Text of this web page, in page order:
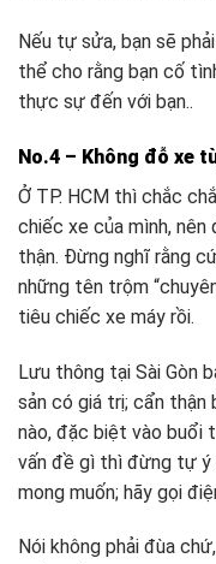
Nếu tự sửa, bạn sẽ
thể cho rằng bạn cố
thực sự đến với bạn..
No.4 – Không đỗ xe
Ở TP. HCM thì chắc
chiếc xe của mình,
thận. Đừng nghĩ rằng
những tên trộm
tiêu chiếc xe máy rồi.
Lưu thông tại Sài Gòn
sản có giá trị; cẩn
nào, đặc biệt vào buổi
vấn đề gì thì đừng tự ý
mong muốn; hãy gọi
Nói không phải đùa